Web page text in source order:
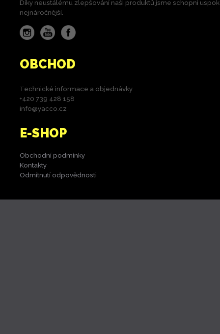
Díky neustálému zlepšování naši produktů jsme schopni
nejnáročnější.
OBCHOD
Technické informace a objednávky
+420 739 428 158
info@yacco.cz
E-SHOP
Obchodní podmínky
Kontakty
Odmítnutí odpovědnosti